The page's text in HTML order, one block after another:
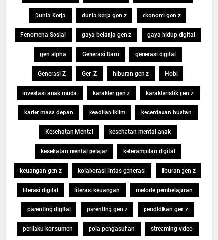
Dunia Kerja dunia kerja gen z ekonomi gen z
Fenomena Sosial gaya belanja gen z gaya hidup digital
gen alpha Generasi Baru generasi digital
Generasi Z Gen Z hiburan gen z Hobi
investasi anak muda karakter gen z karakteristik gen z
karier masa depan keadilan iklim kecerdasan buatan
Kesehatan Mental kesehatan mental anak
kesehatan mental pelajar keterampilan digital
keuangan gen z kolaborasi lintas generasi liburan gen z
literasi digital literasi keuangan metode pembelajaran
parenting digital parenting gen z pendidikan gen z
perilaku konsumen pola pengasuhan streaming video